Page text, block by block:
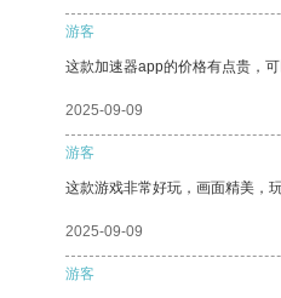
游客
这款加速器app的价格有点贵，
2025-09-09
游客
这款游戏非常好玩，画面精美，玩
2025-09-09
游客